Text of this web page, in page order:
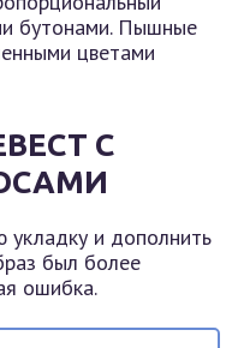
бутонами. Пышные
цветами
С
и дополнить
был более
ошибка.